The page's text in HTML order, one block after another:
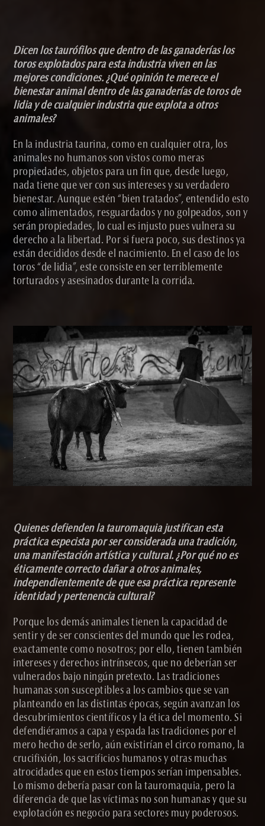
Dicen los taurófilos que dentro de las ganaderías los
toros explotados para esta industria viven en las
mejores condiciones. ¿Qué opinión te merece el
bienestar animal dentro de las ganaderías de toros de
lidia y de cualquier industria que explota a otros
animales?
En la industria taurina, como en cualquier otra, los
animales no humanos son vistos como meras
propiedades, objetos para un fin que, desde luego,
nada tiene que ver con sus intereses y su verdadero
bienestar. Aunque estén “bien tratados”, entendido esto
como alimentados, resguardados y no golpeados, son y
serán propiedades, lo cual es injusto pues vulnera su
derecho a la libertad. Por si fuera poco, sus destinos ya
están decididos desde el nacimiento. En el caso de los
toros “de lidia”, este consiste en ser terriblemente
torturados y asesinados durante la corrida.
Quienes defienden la tauromaquia justifican esta
práctica especista por ser considerada una tradición,
una manifestación artística y cultural. ¿Por qué no es
éticamente correcto dañar a otros animales,
independientemente de que esa práctica represente
identidad y pertenencia cultural?
Porque los demás animales tienen la capacidad de
sentir y de ser conscientes del mundo que les rodea,
exactamente como nosotros; por ello, tienen también
intereses y derechos intrínsecos, que no deberían ser
vulnerados bajo ningún pretexto. Las tradiciones
humanas son susceptibles a los cambios que se van
planteando en las distintas épocas, según avanzan los
descubrimientos científicos y la ética del momento. Si
defendiéramos a capa y espada las tradiciones por el
mero hecho de serlo, aún existirían el circo romano, la
crucifixión, los sacrificios humanos y otras muchas
atrocidades que en estos tiempos serían impensables.
Lo mismo debería pasar con la tauromaquia, pero la
diferencia de que las víctimas no son humanas y que su
explotación es negocio para sectores muy poderosos.